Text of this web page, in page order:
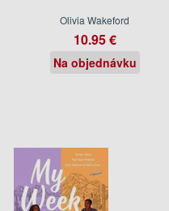
Olivia Wakeford
10.95 €
Na objednávku